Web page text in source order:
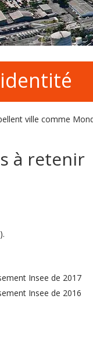
ville comme
à retenir
Insee de 2017
Insee de 2016